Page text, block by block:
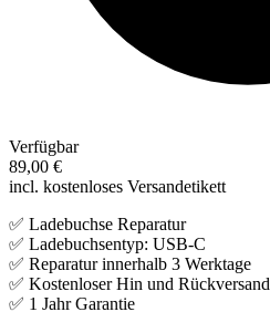
Verfügbar
89,00 €
incl. kostenloses Versandetikett
✅ Ladebuchse Reparatur
✅ Ladebuchsentyp: USB-C
✅ Reparatur innerhalb 3 Werktage
✅ Kostenloser Hin und Rückversand
✅ 1 Jahr Garantie